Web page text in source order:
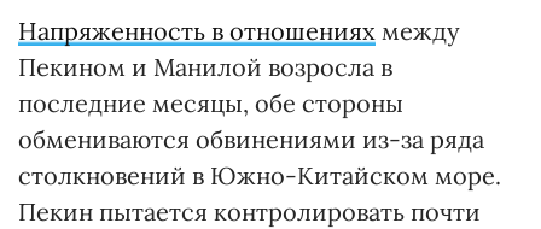
Напряженность в отношениях между
Пекином и Манилой возросла в
последние месяцы, обе стороны
обмениваются обвинениями из-за ряда
столкновений в Южно-Китайском море.
Пекин пытается контролировать почти